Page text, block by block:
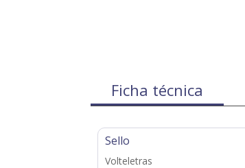
Ficha técnica
Sello
Volteletras